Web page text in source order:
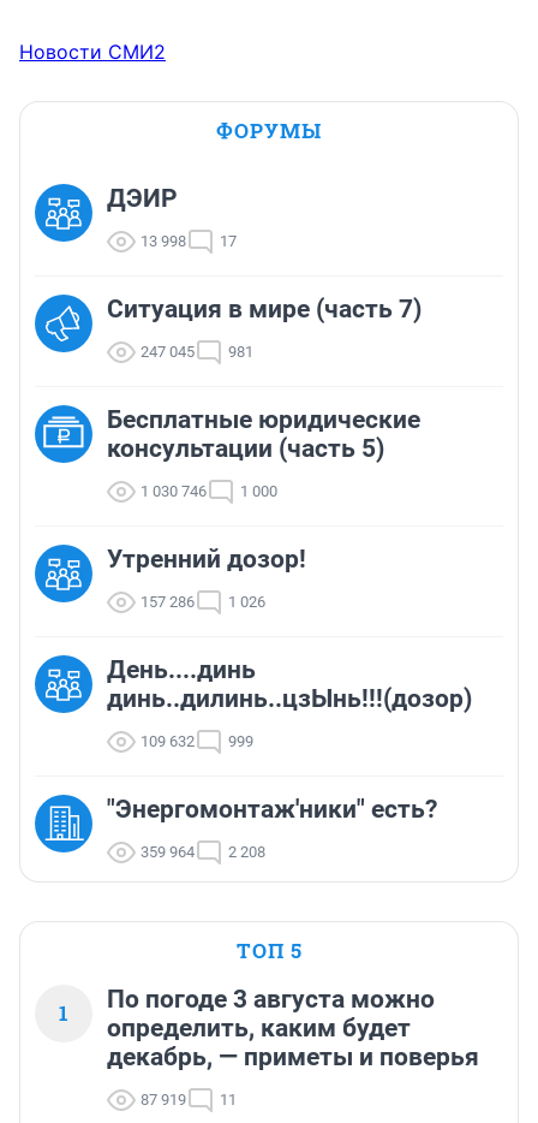
Новости СМИ2
ФОРУМЫ
ДЭИР
13 998 17
Ситуация в мире (часть 7)
247 045 981
Бесплатные юридические
консультации (часть 5)
1 030 746 1 000
Утренний дозор!
157 286 1 026
День....динь
динь..дилинь..цзЫнь!!!(дозор)
109 632 999
"Энергомонтаж'ники" есть?
359 964 2 208
ТОП 5
1
По погоде 3 августа можно
определить, каким будет
декабрь, — приметы и поверья
87 919 11